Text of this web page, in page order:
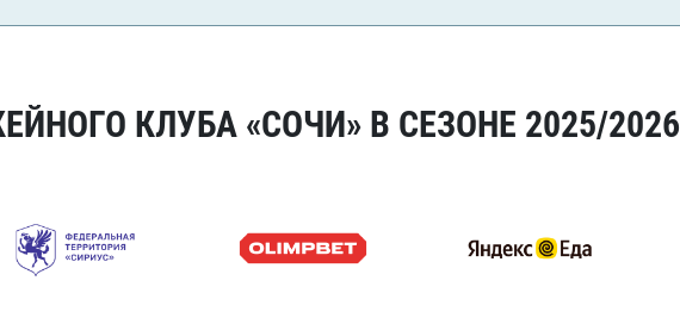
КЛУБА «СОЧИ» В СЕЗОНЕ 2025/2026